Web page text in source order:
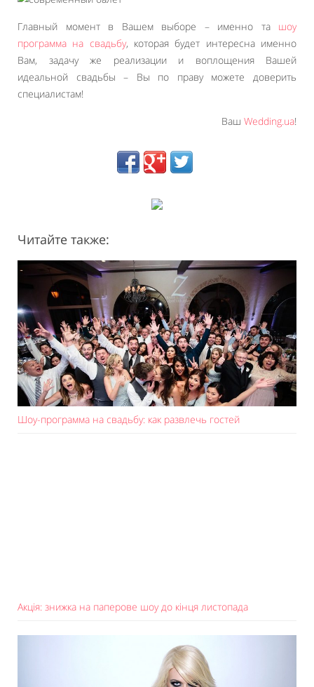
Главный момент в Вашем выборе – именно та шоу
программа на свадьбу, которая будет интересна именно
Вам, задачу же реализации и воплощения Вашей
идеальной свадьбы – Вы по праву можете доверить
специалистам!
Ваш Wedding.ua!
Читайте также:
Шоу-программа на свадьбу: как развлечь гостей
Акція: знижка на паперове шоу до кінця листопада